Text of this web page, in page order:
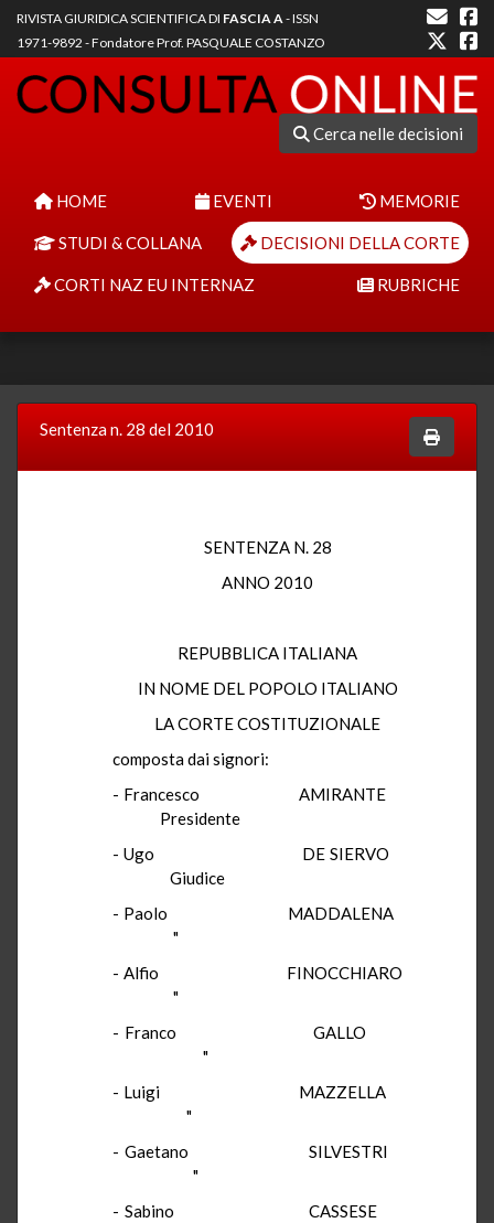
RIVISTA GIURIDICA SCIENTIFICA DI FASCIA A- ISSN
1971-9892 - Fondatore Prof. PASQUALE COSTANZO
Cerca nelle decisioni
HOME EVENTI MEMORIE
STUDI & COLLANA DECISIONI DELLA CORTE
CORTI NAZ EU INTERNAZ RUBRICHE
Sentenza n. 28 del 2010
SENTENZA N. 28
ANNO 2010
REPUBBLICA ITALIANA
IN NOME DEL POPOLO ITALIANO
LA CORTE COSTITUZIONALE
composta dai signori:
- Francesco
AMIRANTE
Presidente
- Ugo
DE SIERVO
Giudice
- Paolo
MADDALENA
"
- Alfio
FINOCCHIARO
"
- Franco
GALLO
"
- Luigi
MAZZELLA
"
- Gaetano
SILVESTRI
"
- Sabino
CASSESE